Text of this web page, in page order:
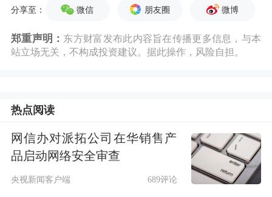
分享至： 微信 朋友圈 微博
郑重声明： 东方财富发布此内容旨在传播更多信息，与本
站立场无关，不构成投资建议。据此操作，风险自担。
热点阅读
网信办对派拓公司在华销售产
品启动网络安全审查
央视新闻客户端 689评论